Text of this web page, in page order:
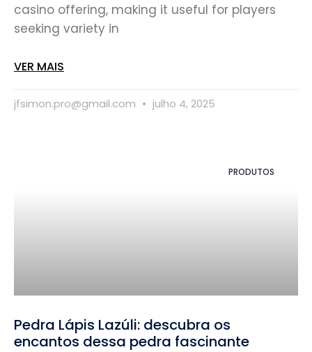
casino offering, making it useful for players
seeking variety in
VER MAIS
jfsimon.pro@gmail.com julho 4, 2025
PRODUTOS
Pedra Lápis Lazúli: descubra os
encantos dessa pedra fascinante